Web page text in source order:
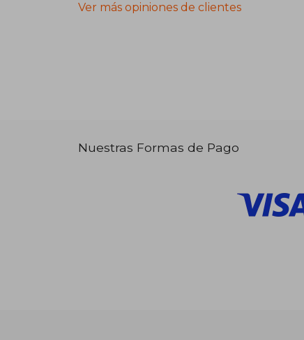
Ver más opiniones de clientes
Nuestras Formas de Pago